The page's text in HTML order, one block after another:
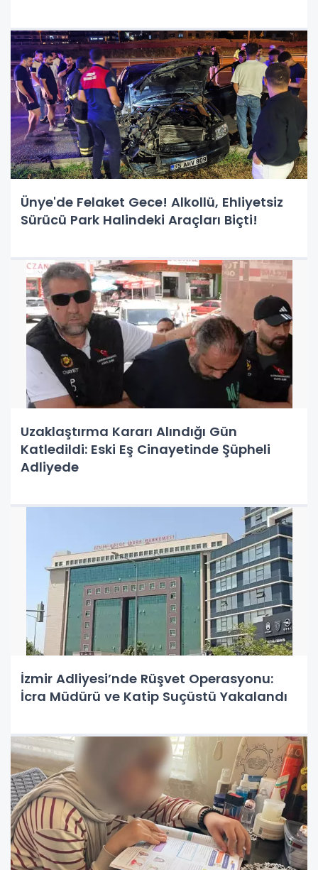
Ünye'de Felaket Gece! Alkollü, Ehliyetsiz
Sürücü Park Halindeki Araçları Biçti!
Uzaklaştırma Kararı Alındığı Gün
Katledildi: Eski Eş Cinayetinde Şüpheli
Adliyede
İzmir Adliyesi’nde Rüşvet Operasyonu:
İcra Müdürü ve Katip Suçüstü Yakalandı